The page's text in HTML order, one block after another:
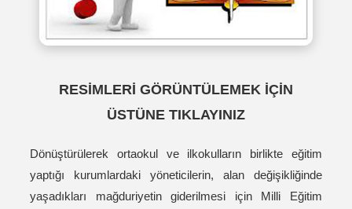
RESİMLERİ GÖRÜNTÜLEMEK İÇİN
ÜSTÜNE TIKLAYINIZ
Dönüştürülerek ortaokul ve ilkokulların birlikte eğitim
yaptığı kurumlardaki yöneticilerin, alan değişikliğinde
yaşadıkları mağduriyetin giderilmesi için Milli Eğitim